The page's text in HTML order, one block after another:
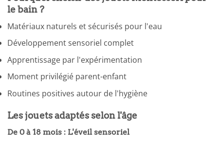
le bain ?
Matériaux naturels et sécurisés pour l'eau
Développement sensoriel complet
Apprentissage par l'expérimentation
Moment privilégié parent-enfant
Routines positives autour de l'hygiène
Les jouets adaptés selon l'âge
De 0 à 18 mois : L'éveil sensoriel